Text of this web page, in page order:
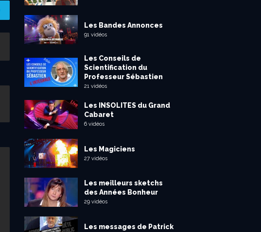
Les Bandes Annonces
91 vidéos
Les Conseils de
Scientification du
Professeur Sébastien
21 vidéos
Les INSOLITES du Grand
Cabaret
6 vidéos
Les Magiciens
27 vidéos
Les meilleurs sketchs
des Années Bonheur
29 vidéos
Les messages de Patrick